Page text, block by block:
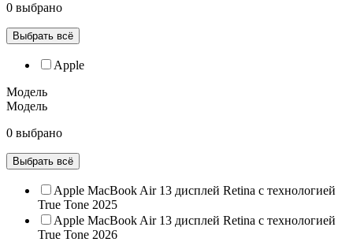
0 выбрано
Выбрать всё
Apple
Модель
Модель
0 выбрано
Выбрать всё
Apple MacBook Air 13 дисплей Retina с технологией
True Tone 2025
Apple MacBook Air 13 дисплей Retina с технологией
True Tone 2026